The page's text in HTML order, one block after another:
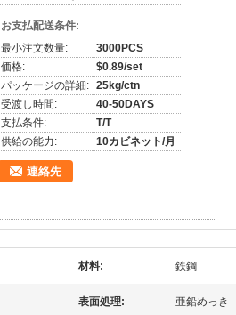
お支払配送条件:
最小注文数量:
3000PCS
価格:
$0.89/set
パッケージの詳細: 25kg/ctn
受渡し時間:
40-50DAYS
支払条件:
T/T
供給の能力:
10カビネット/月
連絡先
材料: 鉄鋼
表面処理: 亜鉛めっき